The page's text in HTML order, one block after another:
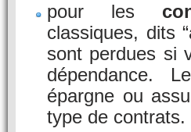
pour les
classiques, dits
sont perdues si
dépendance.
épargne ou
type de contrats.